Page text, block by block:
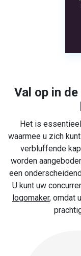
Val op in
Het is
waarmee u zich
verbluffende
worden
een
U kunt uw
logomaker, omdat